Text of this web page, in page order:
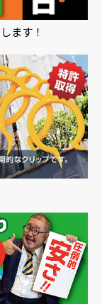
ます！